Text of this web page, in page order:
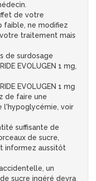
de votre
ne modifiez
traitement mais
de surdosage
EVOLUGEN 1 mg,
EVOLUGEN 1 mg
de faire une
l'hypoglycémie, voir
suffisante de
de sucre,
informez aussitôt
un
sucre ingéré devra